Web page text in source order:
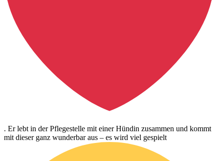
. Er lebt in der Pflegestelle mit einer Hündin zusammen und kommt
mit dieser ganz wunderbar aus – es wird viel gespielt